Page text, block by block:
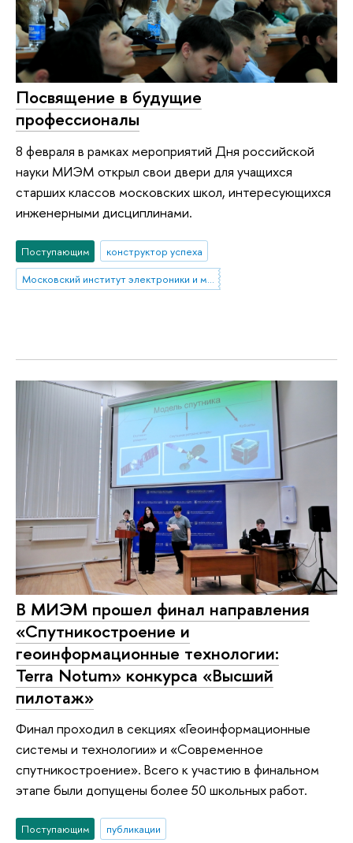
Посвящение в будущие
профессионалы
8 февраля в рамках мероприятий Дня российской
науки МИЭМ открыл свои двери для учащихся
старших классов московских школ, интересующихся
инженерными дисциплинами.
Поступающим
конструктор успеха
Московский институт электроники и математики им. А.Н. Тихонова
В МИЭМ прошел финал направления
«Спутникостроение и
геоинформационные технологии:
Terra Notum» конкурса «Высший
пилотаж»
Финал проходил в секциях «Геоинформационные
системы и технологии» и «Современное
спутникостроение». Всего к участию в финальном
этапе были допущены более 50 школьных работ.
Поступающим
публикации